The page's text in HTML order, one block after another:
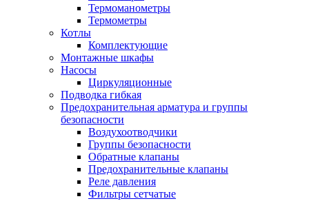
Термоманометры
Термометры
Котлы
Комплектующие
Монтажные шкафы
Насосы
Циркуляционные
Подводка гибкая
Предохранительная арматура и группы
безопасности
Воздухоотводчики
Группы безопасности
Обратные клапаны
Предохранительные клапаны
Реле давления
Фильтры сетчатые